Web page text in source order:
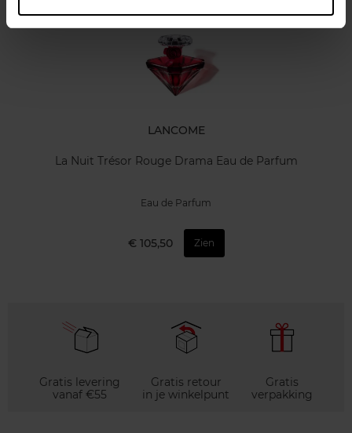
LANCOME
La Nuit Trésor Rouge Drama Eau de Parfum
Eau de Parfum
€ 105,50 Zien
Gratis levering
vanaf €55
Gratis retour
in je winkelpunt
Gratis
verpakking